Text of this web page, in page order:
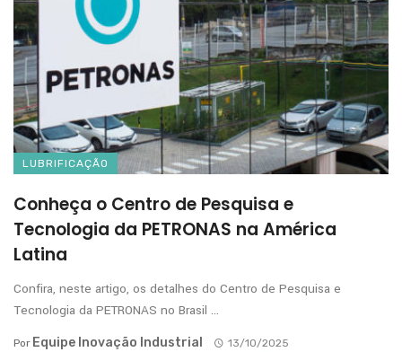
LUBRIFICAÇÃO
Conheça o Centro de Pesquisa e
Tecnologia da PETRONAS na América
Latina
Confira, neste artigo, os detalhes do Centro de Pesquisa e
Tecnologia da PETRONAS no Brasil ...
Por Equipe Inovação Industrial 13/10/2025